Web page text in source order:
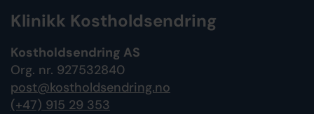
Klinikk Kostholdsendring
Kostholdsendring AS
Org. nr. 927532840
post@kostholdsendring.no
(+47) 915 29 353